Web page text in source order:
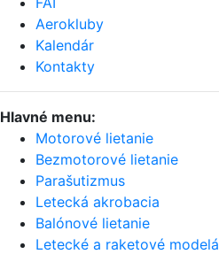
Aerokluby
Kalendár
Kontakty
Hlavné menu:
Motorové lietanie
Bezmotorové lietanie
Parašutizmus
Letecká akrobacia
Balónové lietanie
Letecké a raketové